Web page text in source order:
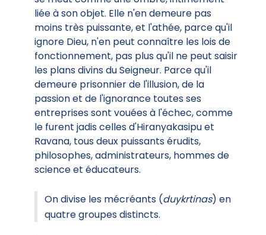
liée à son objet. Elle n'en demeure pas
moins très puissante, et l'athée, parce qu'il
ignore Dieu, n'en peut connaître les lois de
fonctionnement, pas plus qu'il ne peut saisir
les plans divins du Seigneur. Parce qu'il
demeure prisonnier de l'illusion, de la
passion et de l'ignorance toutes ses
entreprises sont vouées à l'échec, comme
le furent jadis celles d'Hiranyakasipu et
Ravana, tous deux puissants érudits,
philosophes, administrateurs, hommes de
science et éducateurs.
On divise les mécréants (duykrtinas) en
quatre groupes distincts.